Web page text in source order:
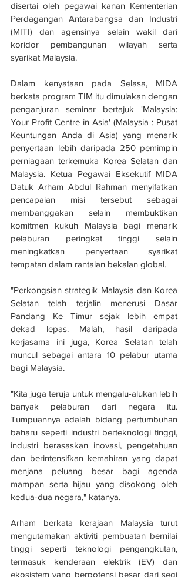
disertai oleh pegawai kanan Kementerian
Perdagangan Antarabangsa dan Industri
(MITI) dan agensinya selain wakil dari
koridor pembangunan wilayah serta
syarikat Malaysia.
Dalam kenyataan pada Selasa, MIDA
berkata program TIM itu dimulakan dengan
penganjuran seminar bertajuk 'Malaysia:
Your Profit Centre in Asia' (Malaysia : Pusat
Keuntungan Anda di Asia) yang menarik
penyertaan lebih daripada 250 pemimpin
perniagaan terkemuka Korea Selatan dan
Malaysia. Ketua Pegawai Eksekutif MIDA
Datuk Arham Abdul Rahman menyifatkan
pencapaian misi tersebut sebagai
membanggakan selain membuktikan
komitmen kukuh Malaysia bagi menarik
pelaburan peringkat tinggi selain
meningkatkan penyertaan syarikat
tempatan dalam rantaian bekalan global.
"Perkongsian strategik Malaysia dan Korea
Selatan telah terjalin menerusi Dasar
Pandang Ke Timur sejak lebih empat
dekad lepas. Malah, hasil daripada
kerjasama ini juga, Korea Selatan telah
muncul sebagai antara 10 pelabur utama
bagi Malaysia.
"Kita juga teruja untuk mengalu-alukan lebih
banyak pelaburan dari negara itu.
Tumpuannya adalah bidang pertumbuhan
baharu seperti industri berteknologi tinggi,
industri berasaskan inovasi, pengetahuan
dan berintensifkan kemahiran yang dapat
menjana peluang besar bagi agenda
mampan serta hijau yang disokong oleh
kedua-dua negara," katanya.
Arham berkata kerajaan Malaysia turut
mengutamakan aktiviti pembuatan bernilai
tinggi seperti teknologi pengangkutan,
termasuk kenderaan elektrik (EV) dan
ekosistem yang berpotensi besar dari segi